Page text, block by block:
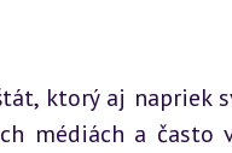
ktorý aj napriek
médiách a